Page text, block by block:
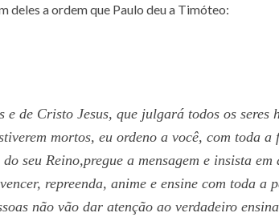
deles a ordem que Paulo deu a Timóteo:
e de Cristo Jesus, que julgará todos os seres
mortos, eu ordeno a você, com toda
seu Reino,pregue a mensagem e insista
repreenda, anime e ensine com toda a
não vão dar atenção ao verdadeiro